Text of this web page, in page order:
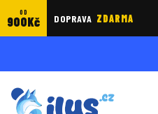
OD
900Kč DOPRAVA ZDARMA